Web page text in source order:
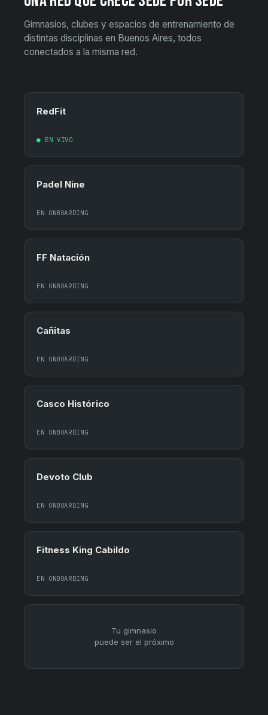
Gimnasios, clubes y espacios de entrenamiento de
distintas disciplinas en Buenos Aires, todos
conectados a la misma red.
RedFit
● EN VIVO
Padel Nine
EN ONBOARDING
FF Natación
EN ONBOARDING
Cañitas
EN ONBOARDING
Casco Histórico
EN ONBOARDING
Devoto Club
EN ONBOARDING
Fitness King Cabildo
EN ONBOARDING
Tu gimnasio
puede ser el próximo